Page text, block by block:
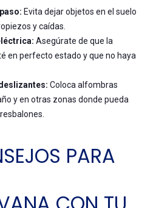
Evita dejar objetos en el suelo
y caídas.
Asegúrate de que la
en perfecto estado y que no haya
Coloca alfombras
y en otras zonas donde pueda
PARA